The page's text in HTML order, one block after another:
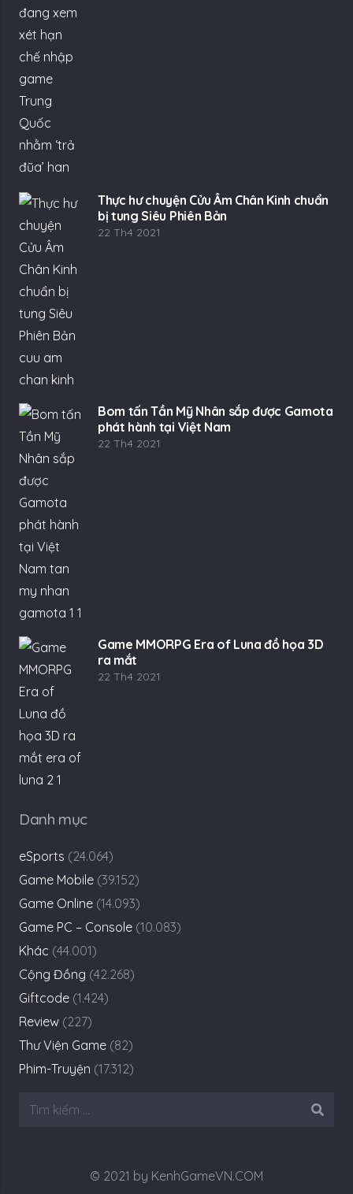
Thực hư chuyện Cửu Âm Chân Kinh chuẩn
bị tung Siêu Phiên Bản
22 Th4 2021
Bom tấn Tần Mỹ Nhân sắp được Gamota
phát hành tại Việt Nam
22 Th4 2021
Game MMORPG Era of Luna đồ họa 3D
ra mắt
22 Th4 2021
Danh mục
eSports (24.064)
Game Mobile (39.152)
Game Online (14.093)
Game PC – Console (10.083)
Khác (44.001)
Cộng Đồng (42.268)
Giftcode (1.424)
Review (227)
Thư Viện Game (82)
Phim-Truyện (17.312)
Tìm
© 2021 by KenhGameVN.COM